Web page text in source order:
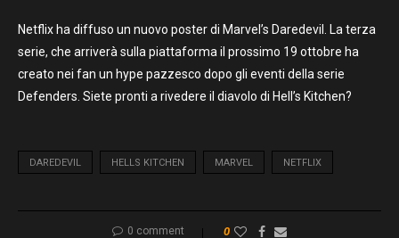
Netflix ha diffuso un nuovo poster di Marvel’s Daredevil. La terza
serie, che arriverà sulla piattaforma il prossimo 19 ottobre ha
creato nei fan un hype pazzesco dopo gli eventi della serie
Defenders. Siete pronti a rivedere il diavolo di Hell’s Kitchen?
DAREDEVIL HELLS KITCHEN MARVEL NETFLIX
0 comment 0